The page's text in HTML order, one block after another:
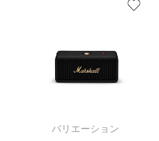
バリエーション